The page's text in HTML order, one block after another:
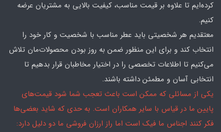
کرده‌ایم تا علاوه بر قیمت مناسب، کیفیت بالایی به مشتریان عرضه
کنیم.
معتقدیم هر شخصیتی باید عطر مناسب با شخصیت و کار خود را
انتخاب کند و برای این منظور ضمن به روز بودن محصولات‌مان تلاش
می‌کنیم تا اطلاعات تخصصی را در اختیار مخاطبان قرار بدهیم تا
انتخابی آسان و مطمئن داشته باشند.
یکی از مسائلی که ممکن است باعث تعجب شما شود قیمت‌های
پایین ما در قیاس با سایر همکاران است. به حدی که شاید بعضی‌ها
فکر کنند اجناس ما فیک است اما راز ارزان فروشی ما دو دلیل دارد: